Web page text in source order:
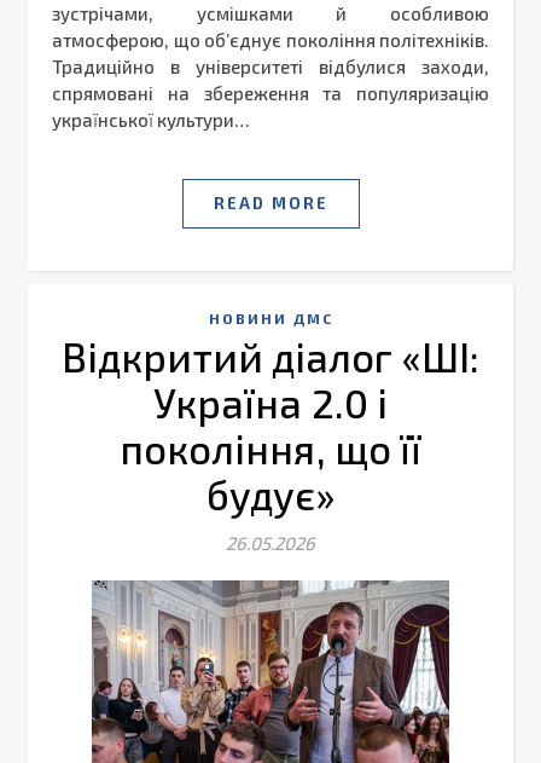
зустрічами, усмішками й особливою
атмосферою, що об’єднує покоління політехніків.
Традиційно в університеті відбулися заходи,
спрямовані на збереження та популяризацію
української культури…
READ MORE
НОВИНИ ДМС
Відкритий діалог «ШІ:
Україна 2.0 і
покоління, що її
будує»
26.05.2026